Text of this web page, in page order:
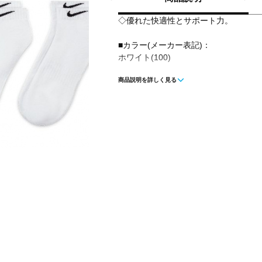
◇優れた快適性とサポート力。
■カラー(メーカー表記)：
ホワイト(100)
■素材：綿 71％ ポリエステル 26％ ポ
商品説明を詳しく見る